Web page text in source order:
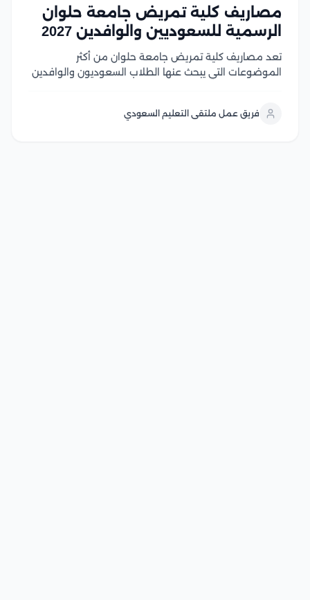
مصاريف كلية تمريض جامعة حلوان
الرسمية للسعوديين والوافدين 2027
تعد مصاريف كلية تمريض جامعة حلوان من أكثر
الموضوعات التي يبحث عنها الطلاب السعوديون والوافدين
وشهادة معترف بها تفتح آفاقًا واسعة للعمل داخل...
فريق عمل ملتقى التعليم السعودي